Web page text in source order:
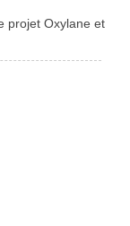
projet Oxylane et